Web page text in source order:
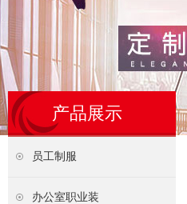
产品展示
员工制服
办公室职业装